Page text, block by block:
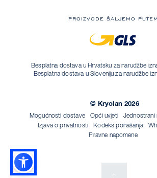
PROIZVODE ŠALJEMO
Besplatna dostava u Hrvatsku za narudžbe
Besplatna dostava u Sloveniju za narudžbe
© Kryolan 2026
Mogućnosti dostave Opći uvjeti
Jednostrani
Izjava o privatnosti
Kodeks ponašanja
Pravne napomene